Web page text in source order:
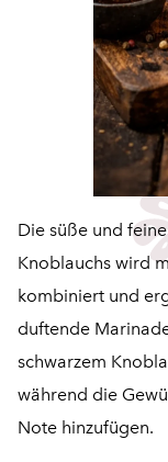
Die süße und
Knoblauchs wird
kombiniert und
duftende
schwarzem
während die
Note hinzufügen.